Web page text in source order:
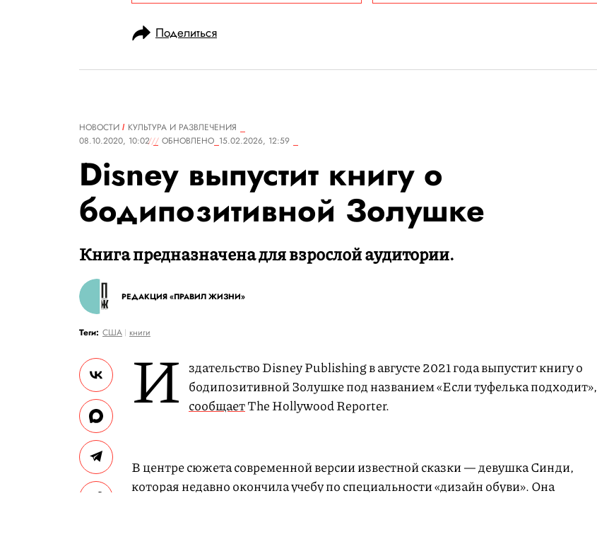
Поделиться
НОВОСТИ
КУЛЬТУРА И РАЗВЛЕЧЕНИЯ
08.10.2020, 10:02
ОБНОВЛЕНО 15.02.2026, 12:59
Disney выпустит книгу о
бодипозитивной Золушке
Книга предназначена для взрослой аудитории.
РЕДАКЦИЯ «ПРАВИЛ ЖИЗНИ»
Теги: США книги
И здательство Disney Publishing в августе 2021 года выпустит книгу о
бодипозитивной Золушке под названием «Если туфелька подходит»,
сообщаетThe Hollywood Reporter.
В центре сюжета современной версии известной сказки — девушка Синди,
которая недавно окончила учебу по специальности «дизайн обуви». Она